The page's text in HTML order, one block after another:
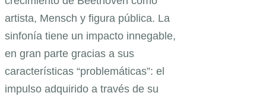
artista, Mensch y figura pública. La
sinfonía tiene un impacto innegable,
en gran parte gracias a sus
características “problemáticas”: el
impulso adquirido a través de su